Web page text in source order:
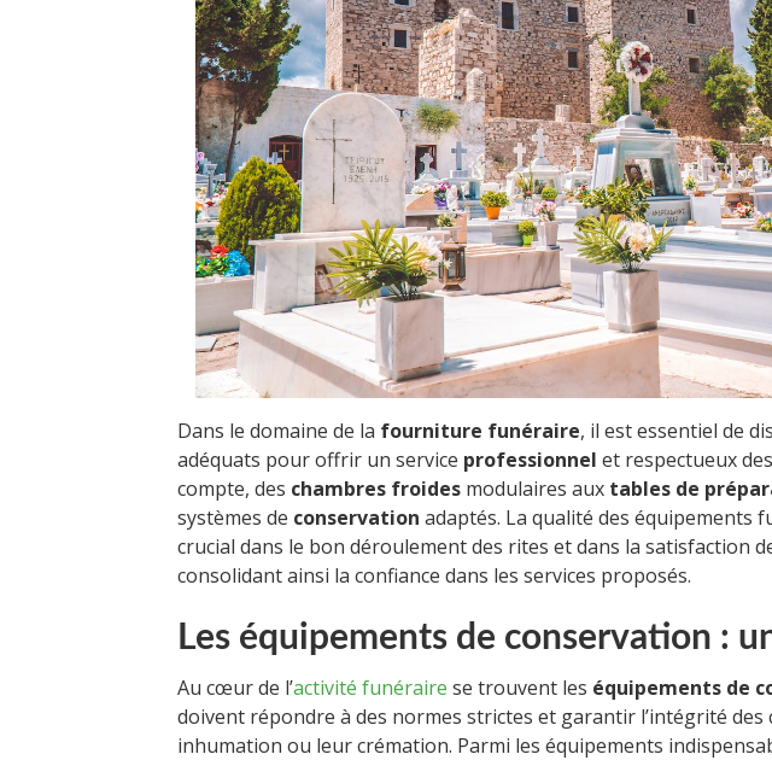
Dans le domaine de la fourniture funéraire, il est essentiel de
adéquats pour offrir un service professionnel et respectueux
compte, des chambres froides modulaires aux tables de
systèmes de conservation adaptés. La qualité des équipements
crucial dans le bon déroulement des rites et dans la satisfaction
consolidant ainsi la confiance dans les services proposés.
Les équipements de conservation :
Au cœur de l’activité funéraire se trouvent les équipements de
doivent répondre à des normes strictes et garantir l’intégrité
inhumation ou leur crémation. Parmi les équipements